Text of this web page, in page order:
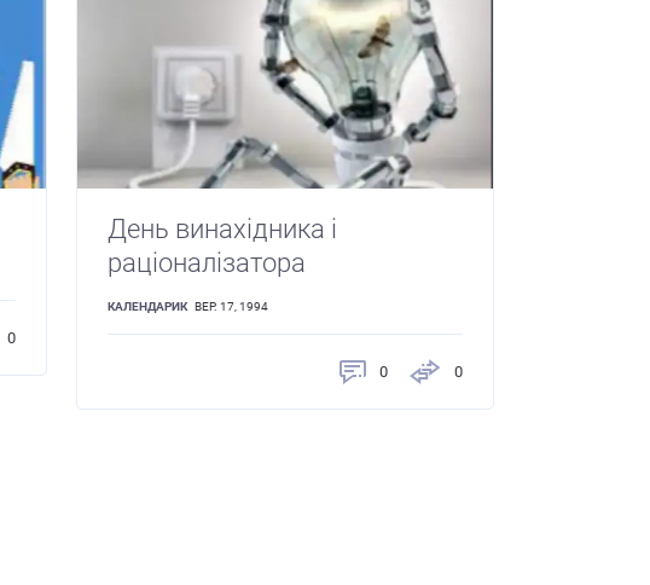
0
День винахідника і
раціоналізатора
КАЛЕНДАРИК ВЕР. 17, 1994
0 0